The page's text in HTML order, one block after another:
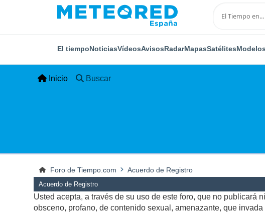
El tiempoNoticiasVídeosAvisosRadarMapasSatélitesModelos
Inicio Buscar
Foro de Tiempo.com Acuerdo de Registro
Acuerdo de Registro
Usted acepta, a través de su uso de este foro, que no publicará
obsceno, profano, de contenido sexual, amenazante, que